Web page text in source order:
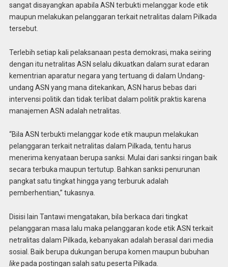
sangat disayangkan apabila ASN terbukti melanggar kode etik
maupun melakukan pelanggaran terkait netralitas dalam Pilkada
tersebut.
Terlebih setiap kali pelaksanaan pesta demokrasi, maka seiring
dengan itu netralitas ASN selalu dikuatkan dalam surat edaran
kementrian aparatur negara yang tertuang di dalam Undang-
undang ASN yang mana ditekankan, ASN harus bebas dari
intervensi politik dan tidak terlibat dalam politik praktis karena
manajemen ASN adalah netralitas.
“Bila ASN terbukti melanggar kode etik maupun melakukan
pelanggaran terkait netralitas dalam Pilkada, tentu harus
menerima kenyataan berupa sanksi. Mulai dari sanksi ringan baik
secara terbuka maupun tertutup. Bahkan sanksi penurunan
pangkat satu tingkat hingga yang terburuk adalah
pemberhentian,” tukasnya.
Disisi lain Tantawi mengatakan, bila berkaca dari tingkat
pelanggaran masa lalu maka pelanggaran kode etik ASN terkait
netralitas dalam Pilkada, kebanyakan adalah berasal dari media
sosial. Baik berupa dukungan berupa komen maupun bubuhan
likepada postingan salah satu peserta Pilkada.